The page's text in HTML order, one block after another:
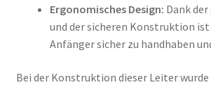
Ergonomisches Design: Dank
und der sicheren Konstruktion
Anfänger sicher zu handhaben
Bei der Konstruktion dieser Leiter